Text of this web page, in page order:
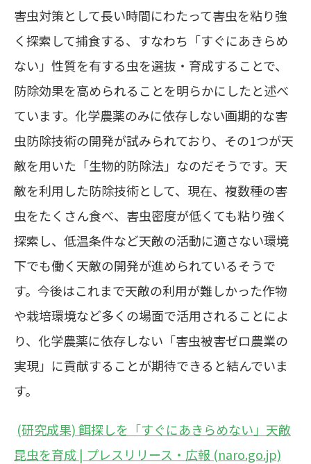
害虫対策として長い時間にわたって害虫を粘り強
く探索して捕食する、すなわち「すぐにあきらめ
ない」性質を有する虫を選抜・育成することで、
防除効果を高められることを明らかにしたと述べ
ています。化学農薬のみに依存しない画期的な害
虫防除技術の開発が試みられており、その1つが天
敵を用いた「生物的防除法」なのだそうです。天
敵を利用した防除技術として、現在、複数種の害
虫をたくさん食べ、害虫密度が低くても粘り強く
探索し、低温条件など天敵の活動に適さない環境
下でも働く天敵の開発が進められているそうで
す。今後はこれまで天敵の利用が難しかった作物
や栽培環境など多くの場面で活用されることによ
り、化学農薬に依存しない「害虫被害ゼロ農業の
実現」に貢献することが期待できると結んでいま
す。
(研究成果)餌探しを「すぐにあきらめない」天敵
昆虫を育成 | プレスリリース・広報 (naro.go.jp)